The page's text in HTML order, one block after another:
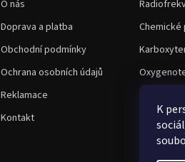
K
O nás
Doprava a platba
Obchodní podmínky
Ochrana osobních údajů
Reklamace
Kontakt